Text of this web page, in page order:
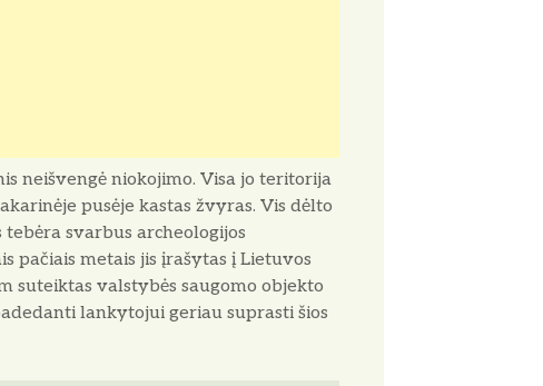
neišvengė niokojimo. Visa jo teritorija
pusėje kastas žvyras. Vis dėlto
tebėra svarbus archeologijos
pačiais metais jis įrašytas į Lietuvos
suteiktas valstybės saugomo objekto
lankytojui geriau suprasti šios